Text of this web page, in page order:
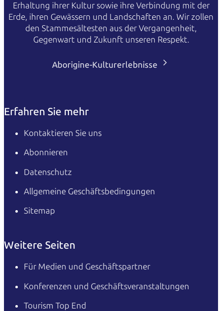
Erhaltung ihrer Kultur sowie ihre Verbindung mit der
Erde, ihren Gewässern und Landschaften an. Wir zollen
den Stammesältesten aus der Vergangenheit,
Gegenwart und Zukunft unseren Respekt.
Aborigine-Kulturerlebnisse
Erfahren Sie mehr
Kontaktieren Sie uns
Abonnieren
Datenschutz
Allgemeine Geschäftsbedingungen
Sitemap
Weitere Seiten
Für Medien und Geschäftspartner
Konferenzen und Geschäftsveranstaltungen
Tourism Top End